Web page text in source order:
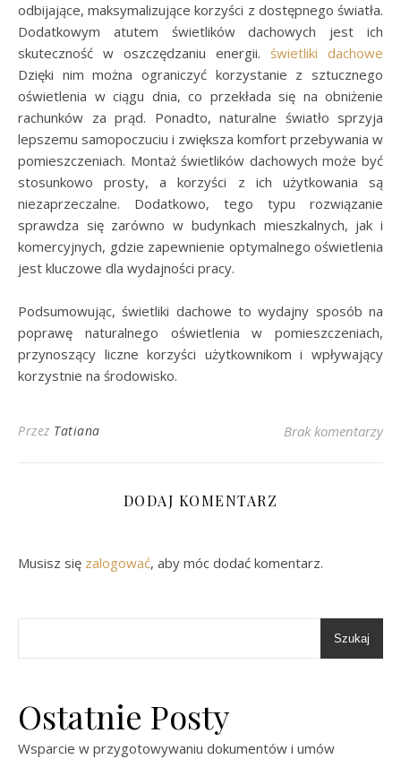
odbijające, maksymalizujące korzyści z dostępnego światła.
Dodatkowym atutem świetlików dachowych jest ich
skuteczność w oszczędzaniu energii. świetliki dachowe
Dzięki nim można ograniczyć korzystanie z sztucznego
oświetlenia w ciągu dnia, co przekłada się na obniżenie
rachunków za prąd. Ponadto, naturalne światło sprzyja
lepszemu samopoczuciu i zwiększa komfort przebywania w
pomieszczeniach. Montaż świetlików dachowych może być
stosunkowo prosty, a korzyści z ich użytkowania są
niezaprzeczalne. Dodatkowo, tego typu rozwiązanie
sprawdza się zarówno w budynkach mieszkalnych, jak i
komercyjnych, gdzie zapewnienie optymalnego oświetlenia
jest kluczowe dla wydajności pracy.
Podsumowując, świetliki dachowe to wydajny sposób na
poprawę naturalnego oświetlenia w pomieszczeniach,
przynoszący liczne korzyści użytkownikom i wpływający
korzystnie na środowisko.
Przez Tatiana Brak komentarzy
DODAJ KOMENTARZ
Musisz się zalogować, aby móc dodać komentarz.
Szukaj
Ostatnie Posty
Wsparcie w przygotowywaniu dokumentów i umów